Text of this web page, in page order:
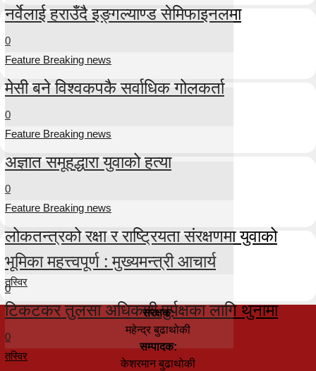
नर्वेलाई हराउँदै इङ्गल्याण्ड सेमिफाइनलमा
0
Feature Breaking news
मेसी बने विश्वकपकै सर्वाधिक गोलकर्ता
0
Feature Breaking news
अज्ञात समूहद्धारा युवाको हत्या
0
Feature Breaking news
लोकतन्त्रको रक्षा र राष्ट्रियता संरक्षणमा युवाको
भूमिका महत्त्वपूर्ण : मुख्यमन्त्री आचार्य
0
तस्विर
टिकटकर तुलसा अधिकारी पुर्पक्षका लागि थुनामा
0
तस्विर
संरक्षक:
महेन्द्र बुढाथोकी
सम्पादक:
केशरमान बुढाथोकी